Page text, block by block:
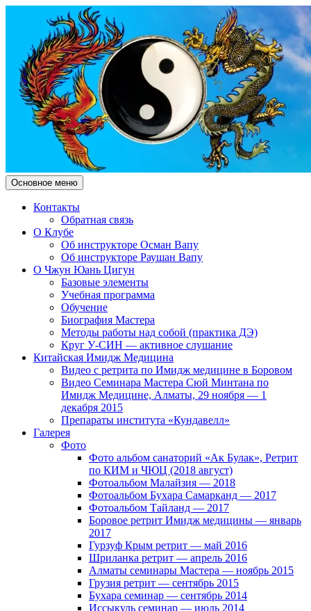
Чжун Юань Цигун Клуб
"Здесь и Сейчас"
Поиск
Основное меню Перейти
к
Контакты
Обратная связь
О Клубе
Об инструкторе Осман Вапу
Об инструкторе Раушан Вапу
О Чжун Юань Цигун
Базовые элементы
Учебная программа
Обучение
Биография Мастера
Методы работы над собой (практика ДЭ)
Круг У-СИН — активное слушание
Китайская Имидж Медицина
Видео с ретрита по Имидж медицине в Боровом
Видео Семинара Мастера Сюй Минтана по
Имидж Медицине, Алматы, 29 ноября — 1
декабря 2015
Препараты института «Кундавелл»
Галерея
Фото
Фото альбом санаторий «Ак Булак», Ретрит
по КИМ и ЧЮЦ (2018 август)
Фотоальбом Малайзия — 2018
Фотоальбом Бухара Самарканд — 2017
Фотоальбом Тайланд — 2017
Боровое ретрит Имидж медицины — январь
2017
Гурзуф Крым ретрит — май 2016
Шриланка ретрит — апрель 2016
Алматы семинары Мастера — ноябрь 2015
Грузия ретрит — сентябрь 2015
Бухара семинар — сентябрь 2014
Иссыкуль семинар — июль 2014